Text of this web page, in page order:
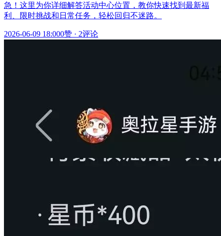
急！这里为你详细解答活动中心位置，教你快速找到最新福
利、限时挑战和日常任务，轻松回归不迷路。
2026-06-09 18:000赞 · 2评论